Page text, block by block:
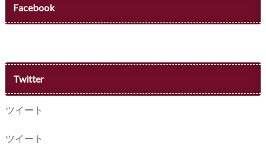
Facebook
Twitter
ツイート
ツイート